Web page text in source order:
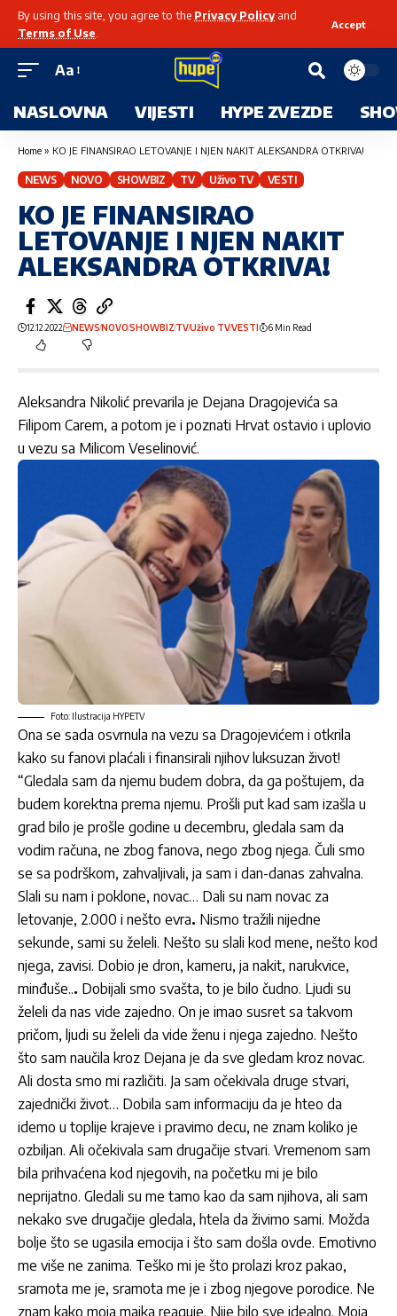
By using this site, you agree to the Privacy Policyand
Terms of Use
Accept
Aa
NASLOVNA VIJESTI HYPE ZVEZDE
Home » KO JE FINANSIRAO LETOVANJE I NJEN NAKIT ALEKSANDRA OTKRIVA!
NEWS NOVO SHOWBIZ TV Uživo TV VESTI
KO JE FINANSIRAO
LETOVANJE I NJEN NAKIT
ALEKSANDRA OTKRIVA!
12.12.2022 NEWSNOVOSHOWBIZTVUživo TVVESTI 6 Min Read
Aleksandra Nikolić prevarila je Dejana Dragojevića sa
Filipom Carem, a potom je i poznati Hrvat ostavio i uplovio
u vezu sa Milicom Veselinović.
Foto: Ilustracija HYPETV
Ona se sada osvrnula na vezu sa Dragojevićem i otkrila
kako su fanovi plaćali i finansirali njihov luksuzan život!
“Gledala sam da njemu budem dobra, da ga poštujem, da
budem korektna prema njemu. Prošli put kad sam izašla u
grad bilo je prošle godine u decembru, gledala sam da
vodim računa, ne zbog fanova, nego zbog njega. Čuli smo
se sa podrškom, zahvaljivali, ja sam i dan-danas zahvalna.
Slali su nam i poklone, novac… Dali su nam novac za
letovanje, 2.000 i nešto evra. Nismo tražili nijedne
sekunde, sami su želeli. Nešto su slali kod mene, nešto kod
njega, zavisi. Dobio je dron, kameru, ja nakit, narukvice,
minđuše... Dobijali smo svašta, to je bilo čudno. Ljudi su
želeli da nas vide zajedno. On je imao susret sa takvom
pričom, ljudi su želeli da vide ženu i njega zajedno. Nešto
što sam naučila kroz Dejana je da sve gledam kroz novac.
Ali dosta smo mi različiti. Ja sam očekivala druge stvari,
zajednički život… Dobila sam informaciju da je hteo da
idemo u toplije krajeve i pravimo decu, ne znam koliko je
ozbiljan. Ali očekivala sam drugačije stvari. Vremenom sam
bila prihvaćena kod njegovih, na početku mi je bilo
neprijatno. Gledali su me tamo kao da sam njihova, ali sam
nekako sve drugačije gledala, htela da živimo sami. Možda
bolje što se ugasila emocija i što sam došla ovde. Emotivno
me više ne zanima. Teško mi je što prolazi kroz pakao,
sramota me je, sramota me je i zbog njegove porodice. Ne
znam kako moja majka reaguje. Nije bilo sve idealno. Moja